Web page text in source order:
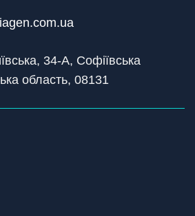
34-А, Софіївська
область, 08131